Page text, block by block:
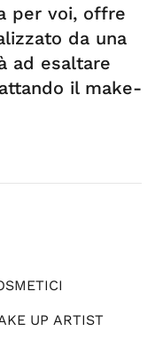
per voi, offre
da una
ad esaltare
il make-
UP ARTIST